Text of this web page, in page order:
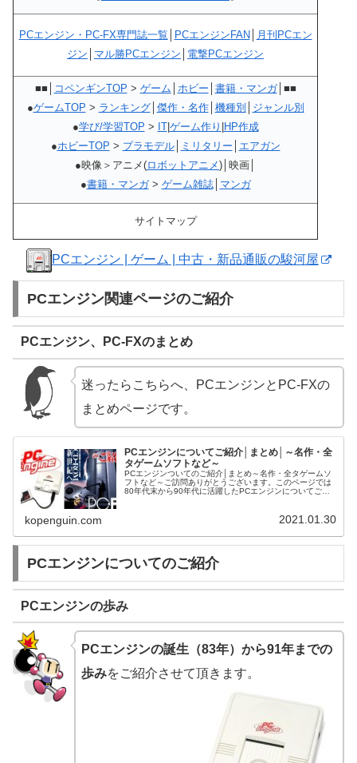
PCエンジン・PC-FX専門誌一覧 PCエンジンFAN
月刊PCエン
ジン
マル勝PCエンジン 電撃PCエンジン
■■│ コペンギンTOP > ゲーム ホビー 書籍・マンガ│■■
●ゲームTOP > ランキング│ 傑作・名作│ 機種別
ジャンル別
●学び/学習TOP > IT| ゲーム作り HP作成
●ホビーTOP > プラモデル│ ミリタリー
エアガン
●映像＞アニメ(ロボットアニメ)│映画│
●書籍・マンガ> ゲーム雑誌│ マンガ
サイトマップ
PCエンジン | ゲーム | 中古・新品通販の駿河屋
PCエンジン関連ページのご紹介
PCエンジン、PC-FXのまとめ
迷ったらこちらへ、PCエンジンとPC-FXの
まとめページです。
PCエンジンについてご紹介│まとめ│～名作・全
タゲームソフトなど～
PCエンジンついてのご紹介│まとめ～名作・全タゲームソ
フトなど～ご訪問ありがとうございます。このページでは
80年代末から90年代に活躍したPCエンジンについてご紹
kopenguin.com 2021.01.30
PCエンジンについてのご紹介
PCエンジンの歩み
PCエンジンの誕生（83年）から91年までの
歩みをご紹介させて頂きます。